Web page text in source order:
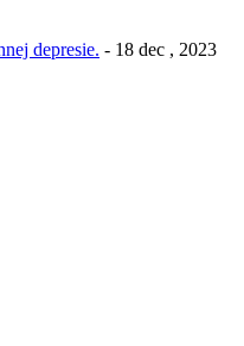
depresie. - 18 dec , 2023